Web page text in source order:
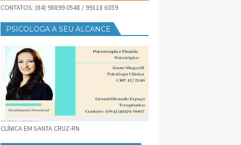
CONTATOS: (84) 98899 0548 / 99118 6359
PSICOLOGA A SEU ALCANCE
CLÍNICA EM SANTA CRUZ-RN